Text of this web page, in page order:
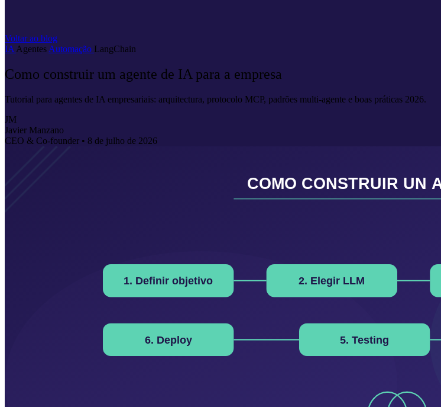
Voltar ao blog
IA Agentes Automação LangChain
Como construir um agente de IA para a empresa
Tutorial para agentes de IA empresariais: arquitectura, protocolo MCP, padrões multi-agente e boas práticas 2026.
JM
Javier Manzano
CEO & Co-founder • 8 de julho de 2026